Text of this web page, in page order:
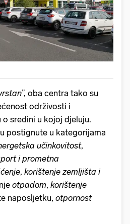
”, oba centra tako su
održivosti i
sredini u kojoj djeluju.
postignute u kategorijama
učinkovitost,
i prometna
, korištenje zemljišta i
otpadom, korištenje
naposljetku, otpornost